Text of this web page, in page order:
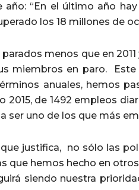
“En el último año
los 18 millones de
parados menos que en
miembros en paro.
anuales, hemos
2015, de 1492 empleos
ser uno de los que más
que justifica, no sólo las
que hemos hecho en
siendo nuestra